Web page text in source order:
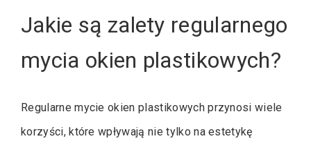
Jakie są zalety regularnego
mycia okien plastikowych?
Regularne mycie okien plastikowych przynosi wiele
korzyści, które wpływają nie tylko na estetykę